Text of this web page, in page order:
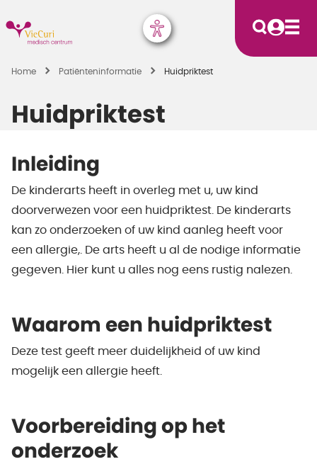
Home Patiënten­informatie Huidpriktest
Huidpriktest
Inleiding
De kinderarts heeft in overleg met u, uw kind
doorverwezen voor een huidpriktest. De kinderarts
kan zo onderzoeken of uw kind aanleg heeft voor
een allergie,. De arts heeft u al de nodige informatie
gegeven. Hier kunt u alles nog eens rustig nalezen.
Waarom een huidpriktest
Deze test geeft meer duidelijkheid of uw kind
mogelijk een allergie heeft.
Voorbereiding op het
onderzoek